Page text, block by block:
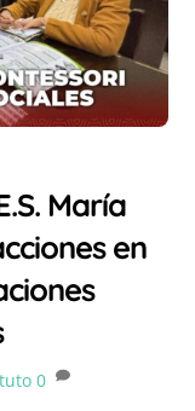
María
en
0